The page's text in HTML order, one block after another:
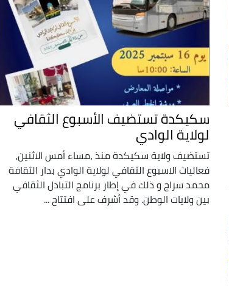
سكيكدة تستضيف الأسبوع الثقافي
لولاية الوادي
تستضيف ولاية سكيكدة منذ ،مساء أمس الاثنين،
فعاليات الاسبوع الثقافي لولاية الوادي بدار الثقافة
محمد سراج و ذلك في إطار برنامج التبادل الثقافي
بين ولايات الوطن. وقد أشرف على افتتاح ...